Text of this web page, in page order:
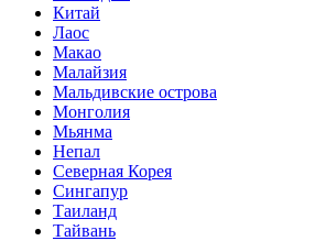
Китай
Лаос
Макао
Малайзия
Мальдивские острова
Монголия
Мьянма
Непал
Северная Корея
Сингапур
Таиланд
Тайвань